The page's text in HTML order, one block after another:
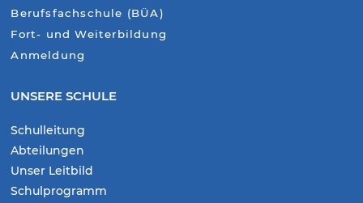
Berufsfachschule (BÜA)
Fort- und Weiterbildung
Anmeldung
UNSERE SCHULE
Schulleitung
Abteilungen
Unser Leitbild
Schulprogramm